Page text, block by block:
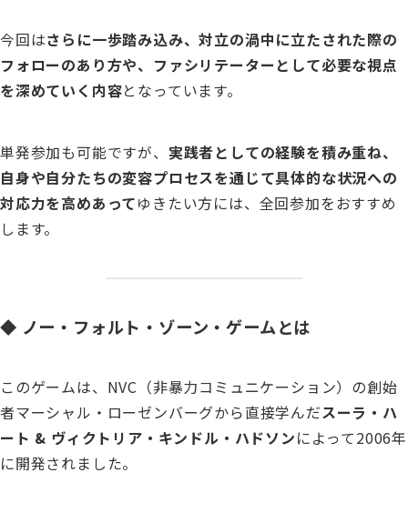
今回はさらに一歩踏み込み、対立の渦中に立たされた際の
フォローのあり方や、ファシリテーターとして必要な視点
を深めていく内容となっています。
単発参加も可能ですが、 実践者としての経験を積み重ね、
自身や自分たちの変容プロセスを通じて具体的な状況への
対応力を高めあってゆきたい方には、全回参加をおすすめ
します。
◆ ノー・フォルト・ゾーン・ゲームとは
このゲームは、NVC（非暴力コミュニケーション）の創始
者マーシャル・ローゼンバーグから直接学んだスーラ・ハ
ート & ヴィクトリア・キンドル・ハドソンによって2006年
に開発されました。